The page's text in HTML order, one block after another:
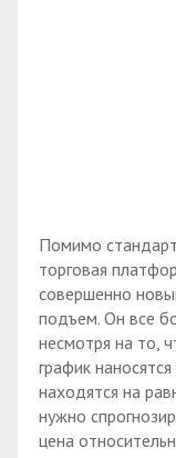
Помимо
торговая
совершенно
подъем. Он все
несмотря на то,
график
находятся на
нужно
цена